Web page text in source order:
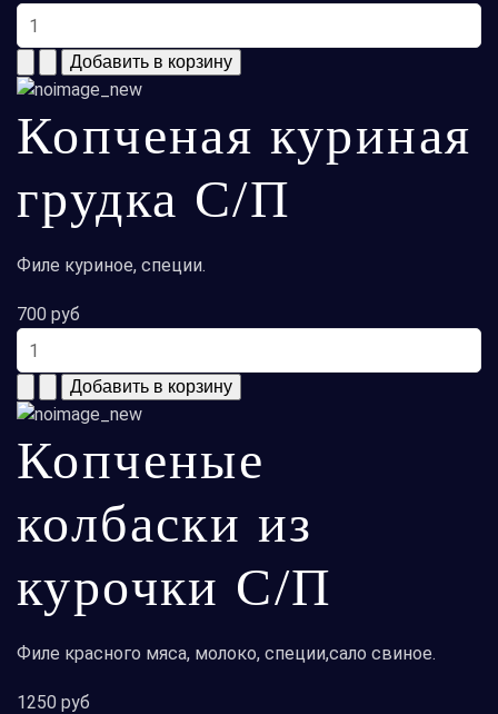
Копченая куриная
грудка С/П
Филе куриное, специи.
700 руб
Копченые
колбаски из
курочки С/П
Филе красного мяса, молоко, специи,сало свиное.
1250 руб